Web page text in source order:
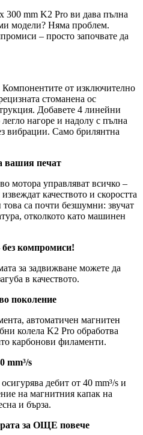
300 mm K2 Pro ви дава пълна
модели? Няма проблем.
– просто започвате да
от изключително
стоманена ос
Добавете 4 линейни
нагоре и надолу с пълна
вибрации. Само брилянтна
вашия печат
мотора управляват всичко –
качеството и скоростта
са почти безшумни: звучат
отколкото като машинен
без компромиси!
за задвижване можете да
в качеството.
поколение
автоматичен магнитен
колела K2 Pro обработва
карбонови филаменти.
mm³/s
дебит от 40 mm³/s и
на магнитния капак на
и бърза.
за ОЩЕ повече